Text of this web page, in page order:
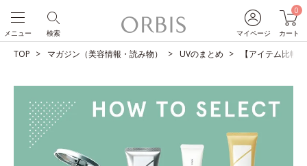
マイページ
0
カート
検索
メニュー
TOP マガジン（美容情報・読み物） UVのまとめ 【アイテム比較